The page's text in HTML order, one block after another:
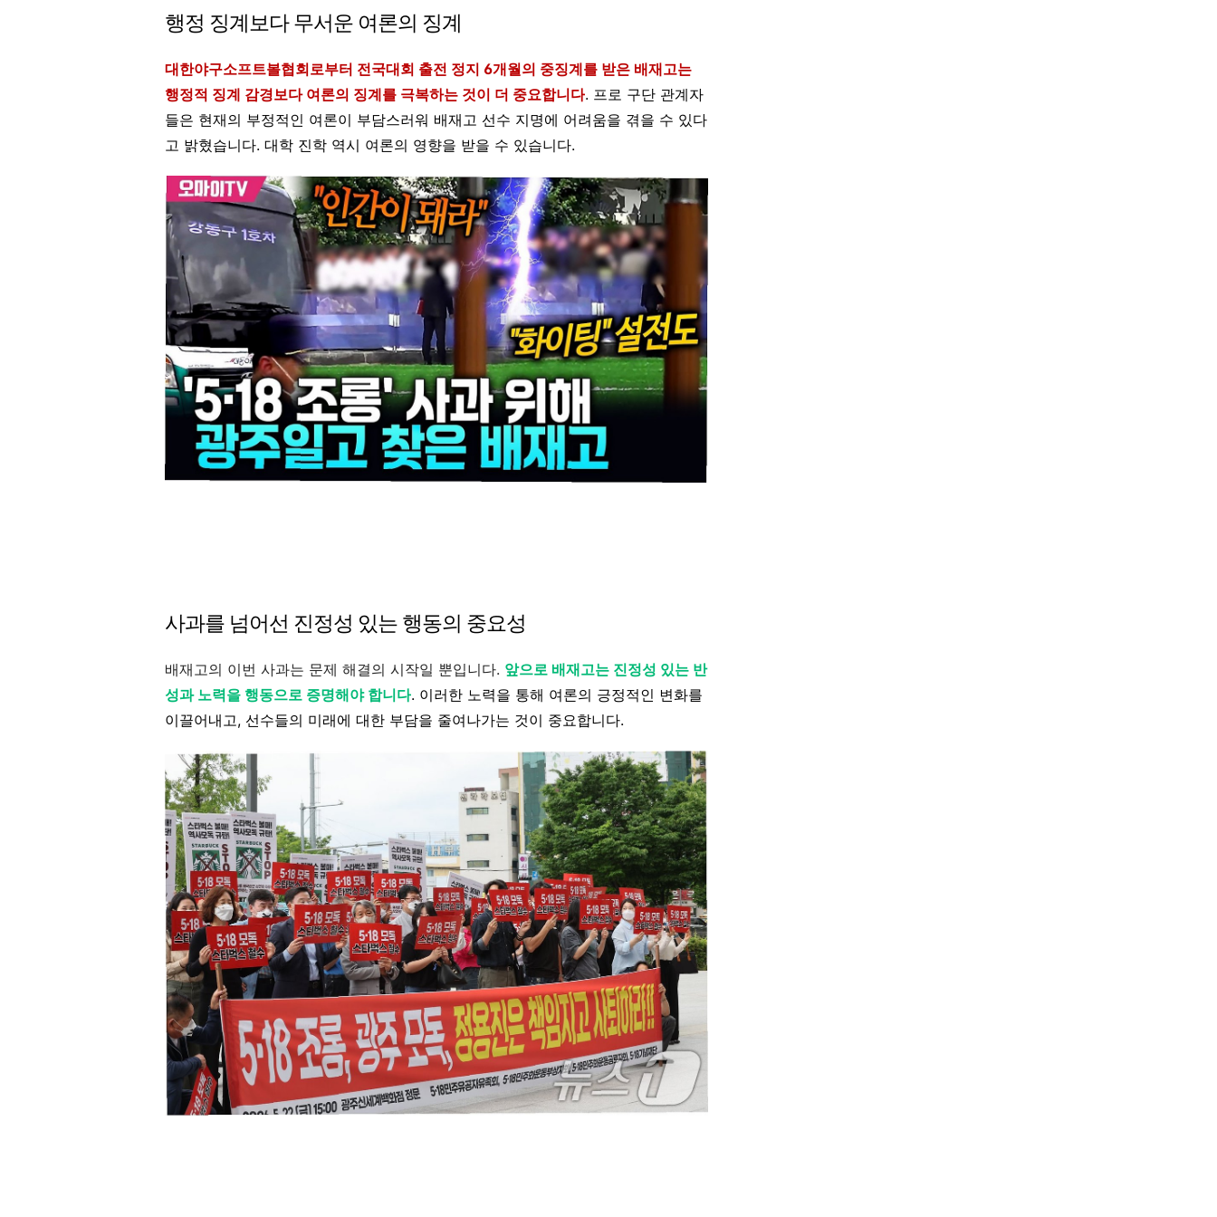
행정 징계보다 무서운 여론의 징계
대한야구소프트볼협회로부터 전국대회 출전 정지 6개월의 중징계를 받은 배재고는
행정적 징계 감경보다 여론의 징계를 극복하는 것이 더 중요합니다. 프로 구단 관계자
들은 현재의 부정적인 여론이 부담스러워 배재고 선수 지명에 어려움을 겪을 수 있다
고 밝혔습니다. 대학 진학 역시 여론의 영향을 받을 수 있습니다.
사과를 넘어선 진정성 있는 행동의 중요성
배재고의 이번 사과는 문제 해결의 시작일 뿐입니다. 앞으로 배재고는 진정성 있는 반
성과 노력을 행동으로 증명해야 합니다. 이러한 노력을 통해 여론의 긍정적인 변화를
이끌어내고, 선수들의 미래에 대한 부담을 줄여나가는 것이 중요합니다.